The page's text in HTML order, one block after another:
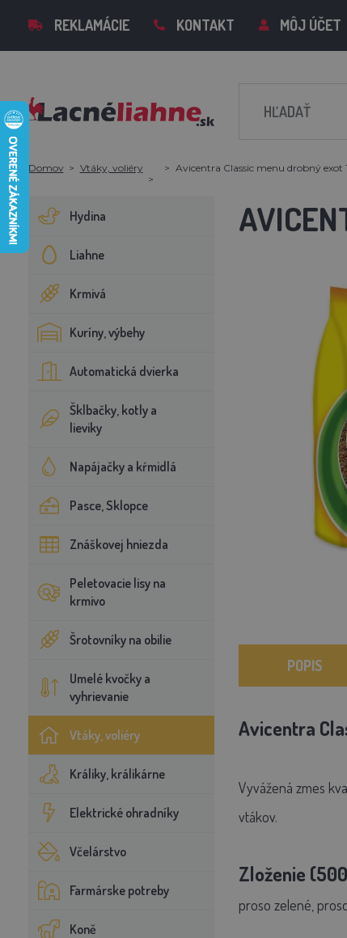
REKLAMÁCIE KONTAKT MÔJ ÚČET
Domov Vtáky, voliéry Avicentra Classic menu drobný exot
Hydina
Liahne
Krmivá
Kuríny, výbehy
Automatická dvierka
Šklbačky, kotly a
lieviky
Napájačky a kŕmidlá
Pasce, Sklopce
Znáškovej hniezda
Peletovacie lisy na
krmivo
Šrotovníky na obilie
Umelé kvočky a
vyhrievanie
Vtáky, voliéry
Králiky, králikárne
Elektrické ohradníky
Včelárstvo
Farmárske potreby
Koně
POPIS
Avicentra
Vyvážená zmes
vtákov.
Zloženie
proso zelené,